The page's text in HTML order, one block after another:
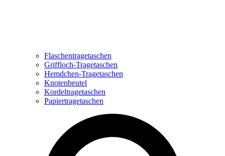
Flaschentragetaschen
Griffloch-Tragetaschen
Hemdchen-Tragetaschen
Knotenbeutel
Kordeltragetaschen
Papiertragetaschen